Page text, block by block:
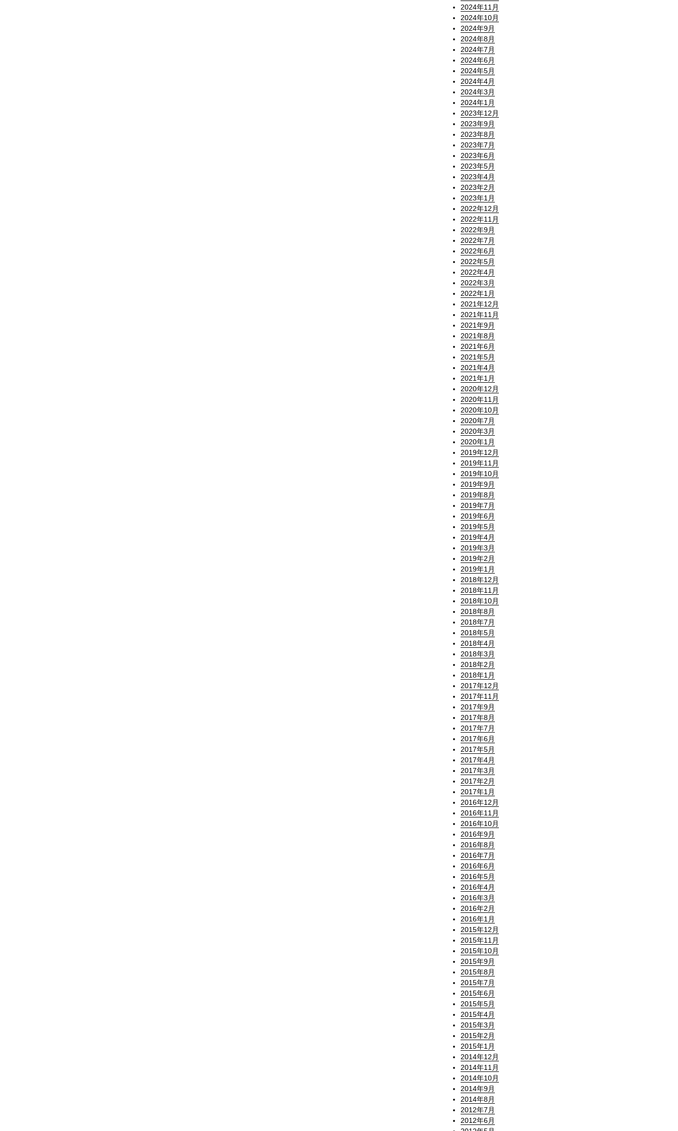
2024年11月
2024年10月
2024年9月
2024年8月
2024年7月
2024年6月
2024年5月
2024年4月
2024年3月
2024年1月
2023年12月
2023年9月
2023年8月
2023年7月
2023年6月
2023年5月
2023年4月
2023年2月
2023年1月
2022年12月
2022年11月
2022年9月
2022年7月
2022年6月
2022年5月
2022年4月
2022年3月
2022年1月
2021年12月
2021年11月
2021年9月
2021年8月
2021年6月
2021年5月
2021年4月
2021年1月
2020年12月
2020年11月
2020年10月
2020年7月
2020年3月
2020年1月
2019年12月
2019年11月
2019年10月
2019年9月
2019年8月
2019年7月
2019年6月
2019年5月
2019年4月
2019年3月
2019年2月
2019年1月
2018年12月
2018年11月
2018年10月
2018年8月
2018年7月
2018年5月
2018年4月
2018年3月
2018年2月
2018年1月
2017年12月
2017年11月
2017年9月
2017年8月
2017年7月
2017年6月
2017年5月
2017年4月
2017年3月
2017年2月
2017年1月
2016年12月
2016年11月
2016年10月
2016年9月
2016年8月
2016年7月
2016年6月
2016年5月
2016年4月
2016年3月
2016年2月
2016年1月
2015年12月
2015年11月
2015年10月
2015年9月
2015年8月
2015年7月
2015年6月
2015年5月
2015年4月
2015年3月
2015年2月
2015年1月
2014年12月
2014年11月
2014年10月
2014年9月
2014年8月
2012年7月
2012年6月